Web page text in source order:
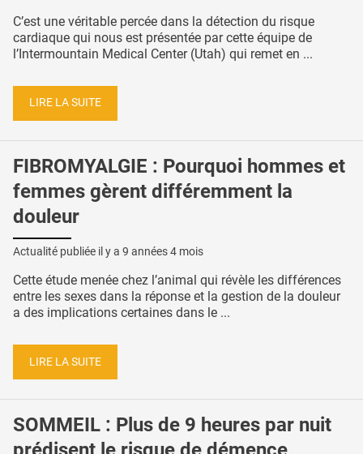
C’est une véritable percée dans la détection du risque
cardiaque qui nous est présentée par cette équipe de
l’Intermountain Medical Center (Utah) qui remet en ...
LIRE LA SUITE
FIBROMYALGIE : Pourquoi hommes et
femmes gèrent différemment la
douleur
Actualité publiée il y a 9 années 4 mois
Cette étude menée chez l’animal qui révèle les différences
entre les sexes dans la réponse et la gestion de la douleur
a des implications certaines dans le ...
LIRE LA SUITE
SOMMEIL : Plus de 9 heures par nuit